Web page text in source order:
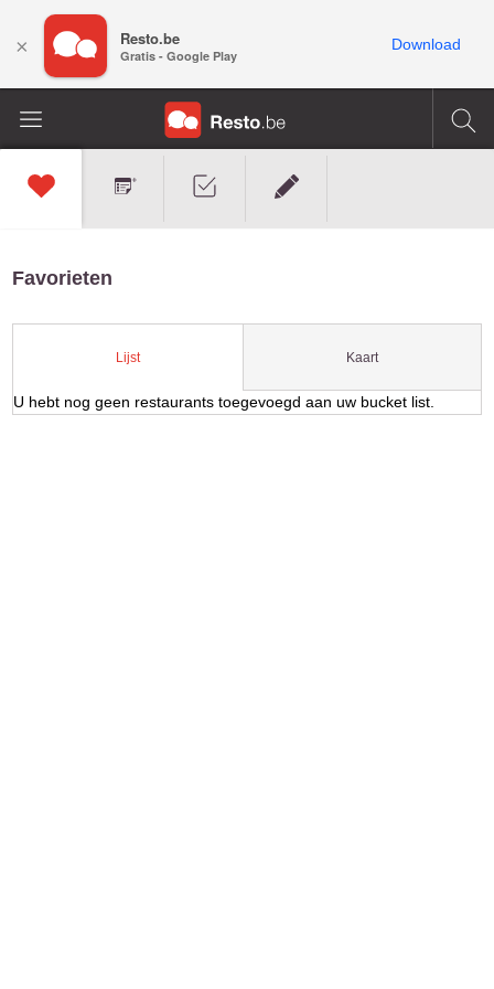
Favorieten
Lijst Kaart
U hebt nog geen restaurants toegevoegd aan uw bucket list.
× Resto.be
Gratis - Google Play
Download